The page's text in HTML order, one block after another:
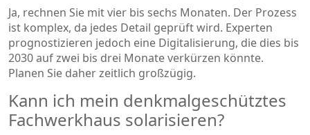
Ja, rechnen Sie mit vier bis sechs Monaten. Der Prozess
ist komplex, da jedes Detail geprüft wird. Experten
prognostizieren jedoch eine Digitalisierung, die dies bis
2030 auf zwei bis drei Monate verkürzen könnte.
Planen Sie daher zeitlich großzügig.
Kann ich mein denkmalgeschütztes
Fachwerkhaus solarisieren?